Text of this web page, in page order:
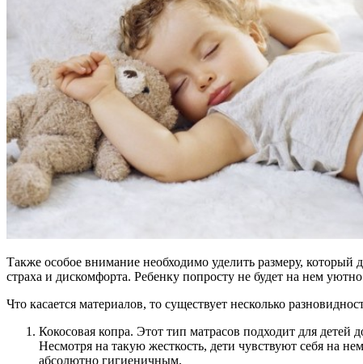
Также особое внимание необходимо уделить размеру,
страха и дискомфорта. Ребенку попросту не будет на нем
Что касается материалов, то существует несколько
Кокосовая копра. Этот тип матрасов подходит для
Несмотря на такую жесткость, дети чувствуют себя на
абсолютно гигиеничным.